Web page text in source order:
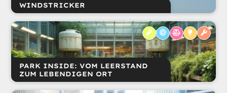
WINDSTRICKER
PARK INSIDE: VOM LEERSTAND
ZUM LEBENDIGEN ORT